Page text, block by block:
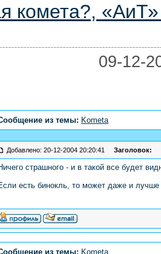
комета?,
09-
из темы: Kometa
Добавлено: 20-12-2004 20:20:41 Заголовок:
страшного - и в такой все будет
есть бинокль, то может даже и
из темы: Kometa